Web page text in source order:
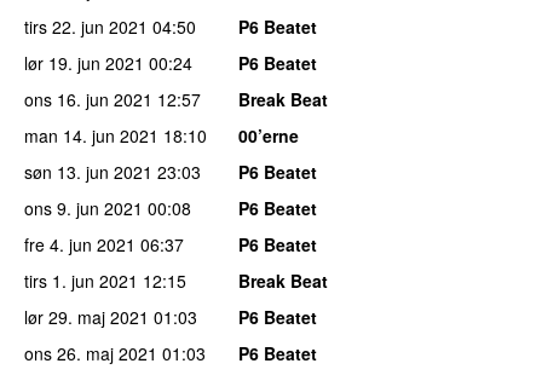
tirs 22. jun 2021 04:50
P6 Beatet
lør 19. jun 2021 00:24
P6 Beatet
ons 16. jun 2021 12:57
Break Beat
man 14. jun 2021 18:10
00’erne
søn 13. jun 2021 23:03
P6 Beatet
ons 9. jun 2021 00:08
P6 Beatet
fre 4. jun 2021 06:37
P6 Beatet
tirs 1. jun 2021 12:15
Break Beat
lør 29. maj 2021 01:03
P6 Beatet
ons 26. maj 2021 01:03
P6 Beatet